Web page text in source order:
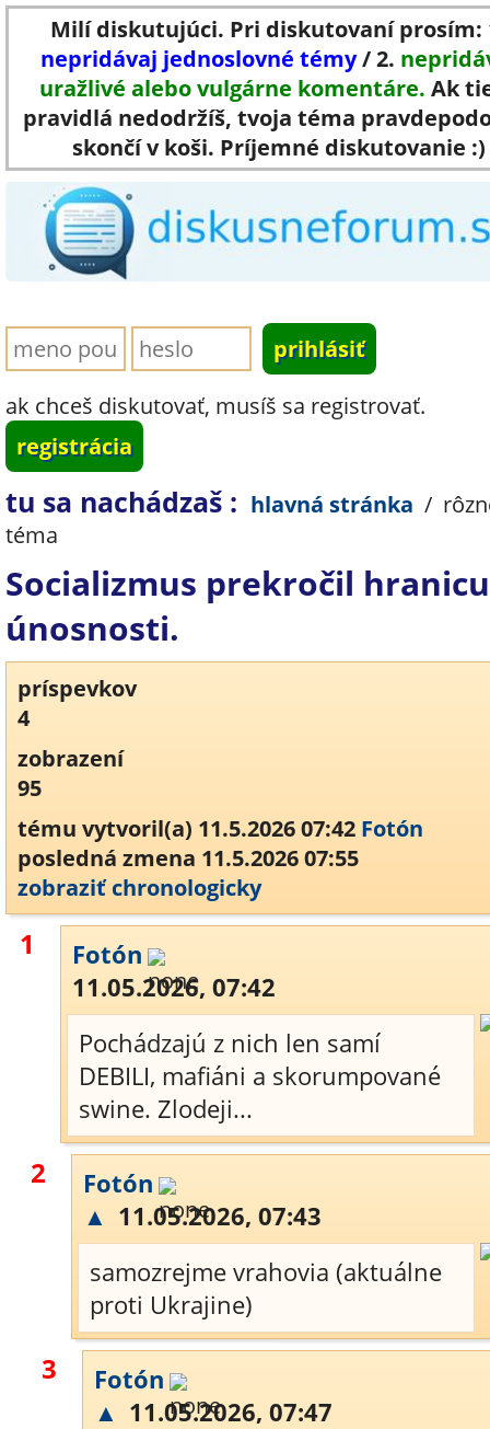
Milí diskutujúci. Pri diskutovaní prosím:
nepridávaj jednoslovné témy/ 2.
uražlivé alebo vulgárne komentáre. Ak
pravidlá nedodržíš, tvoja téma
skončí v koši. Príjemné diskutovanie :)
ak chceš diskutovať, musíš sa registrovať.
registrácia
tu sa nachádzaš : hlavná stránka /
téma
Socializmus prekročil hranicu
únosnosti.
príspevkov
4
zobrazení
95
tému vytvoril(a) 11.5.2026 07:42 Fotón
posledná zmena 11.5.2026 07:55
zobraziť chronologicky
1
Fotón
11.05.2026, 07:42
Pochádzajú z nich len samí
DEBILI, mafiáni a skorumpované
swine. Zlodeji...
2
Fotón
▲ 11.05.2026, 07:43
samozrejme vrahovia (aktuálne
proti Ukrajine)
3
Fotón
▲ 11.05.2026, 07:47